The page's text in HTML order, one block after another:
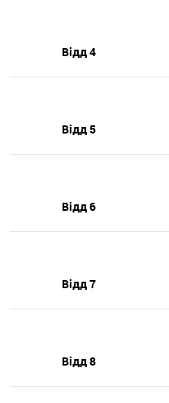
Відд 4
Відд 5
Відд 6
Відд 7
Відд 8